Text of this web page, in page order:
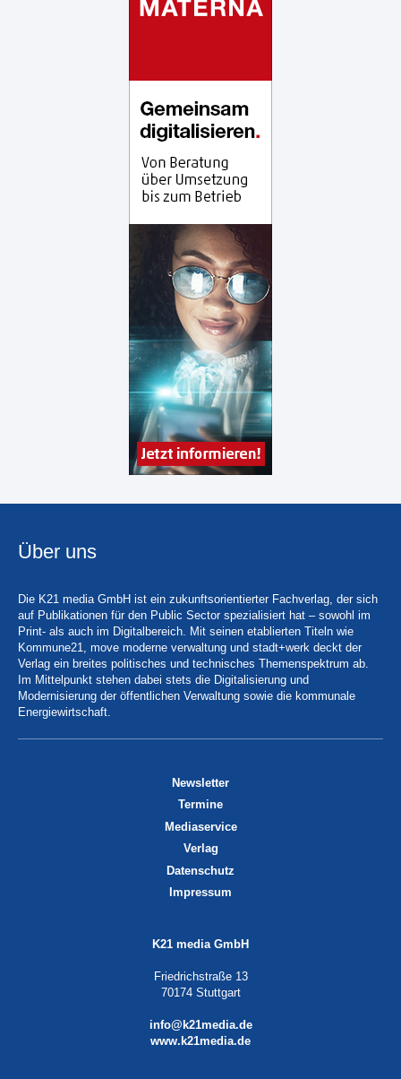
Über uns
Die K21 media GmbH ist ein zukunftsorientierter Fachverlag, der sich
auf Publikationen für den Public Sector spezialisiert hat – sowohl im
Print- als auch im Digitalbereich. Mit seinen etablierten Titeln wie
Kommune21, move moderne verwaltung und stadt+werk deckt der
Verlag ein breites politisches und technisches Themenspektrum ab.
Im Mittelpunkt stehen dabei stets die Digitalisierung und
Modernisierung der öffentlichen Verwaltung sowie die kommunale
Energiewirtschaft.
Newsletter
Termine
Mediaservice
Verlag
Datenschutz
Impressum
K21 media GmbH
Friedrichstraße 13
70174 Stuttgart
info@k21media.de
www.k21media.de